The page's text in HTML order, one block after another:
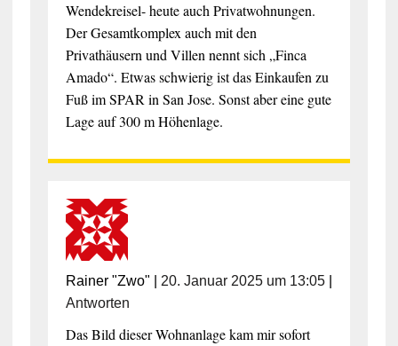
Wendekreisel- heute auch Privatwohnungen.
Der Gesamtkomplex auch mit den
Privathäusern und Villen nennt sich „Finca
Amado“. Etwas schwierig ist das Einkaufen zu
Fuß im SPAR in San Jose. Sonst aber eine gute
Lage auf 300 m Höhenlage.
Rainer "Zwo" 20. Januar 2025 um 13:05|
Antworten
Das Bild dieser Wohnanlage kam mir sofort